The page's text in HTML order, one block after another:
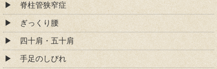
脊柱管狭窄症
ぎっくり腰
四十肩・五十肩
手足のしびれ